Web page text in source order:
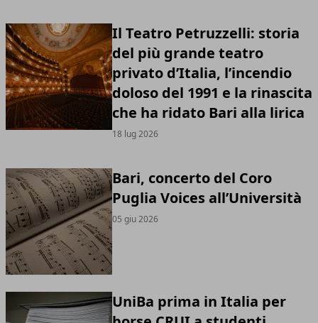
Il Teatro Petruzzelli: storia
del più grande teatro
privato d’Italia, l’incendio
doloso del 1991 e la rinascita
che ha ridato Bari alla lirica
18 lug 2026
Bari, concerto del Coro
Puglia Voices all’Università
05 giu 2026
UniBa prima in Italia per